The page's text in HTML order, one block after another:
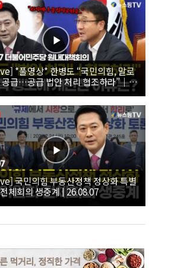
*풀영상* 한병도 “국민의힘, 말로
공급…공급 법안 처리 협조하라”｜
더불어민주당 원내대책회의
국민의힘 부동산정책 정상화 특별
체회의 생중계 | 26.08.07